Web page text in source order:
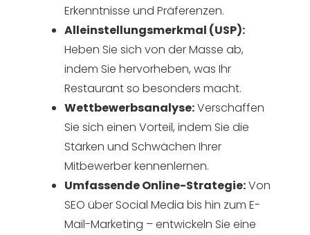
Erkenntnisse und Präferenzen.
Alleinstellungsmerkmal (USP):
Heben Sie sich von der Masse ab,
indem Sie hervorheben, was Ihr
Restaurant so besonders macht.
Wettbewerbsanalyse:Verschaffen
Sie sich einen Vorteil, indem Sie die
Stärken und Schwächen Ihrer
Mitbewerber kennenlernen.
Umfassende Online-Strategie:Von
SEO über Social Media bis hin zum E-
Mail-Marketing – entwickeln Sie eine